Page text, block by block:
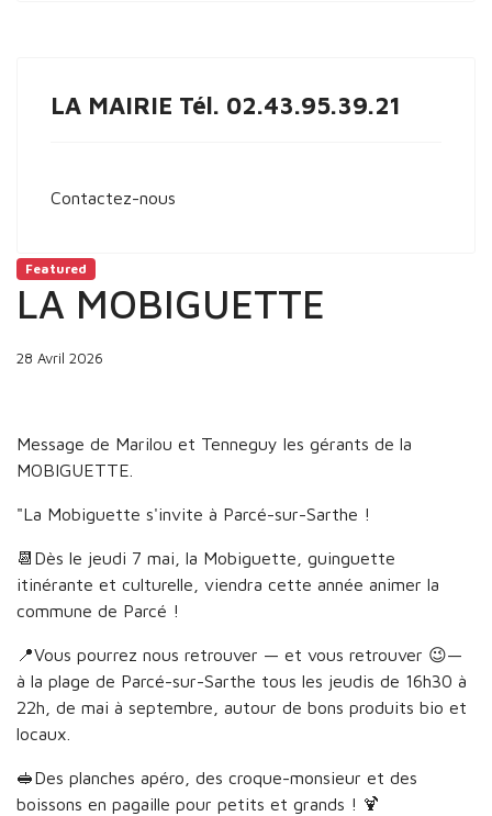
LA MAIRIE Tél. 02.43.95.39.21
Contactez-nous
Featured
LA MOBIGUETTE
28 Avril 2026
Message de Marilou et Tenneguy les gérants de la
MOBIGUETTE.
"La Mobiguette s'invite à Parcé-sur-Sarthe !
📆Dès le jeudi 7 mai, la Mobiguette, guinguette
itinérante et culturelle, viendra cette année animer la
commune de Parcé !
📍Vous pourrez nous retrouver — et vous retrouver 😉—
à la plage de Parcé-sur-Sarthe tous les jeudis de 16h30 à
22h, de mai à septembre, autour de bons produits bio et
locaux.
🥪Des planches apéro, des croque-monsieur et des
boissons en pagaille pour petits et grands ! 🍹